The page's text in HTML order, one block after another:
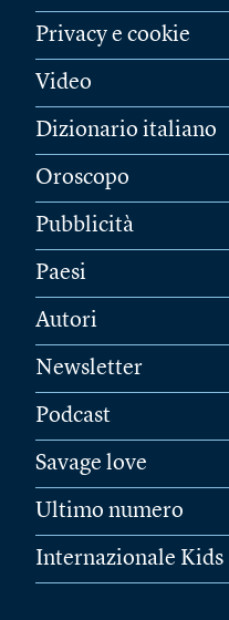
Privacy e cookie
Video
Dizionario italiano
Oroscopo
Pubblicità
Paesi
Autori
Newsletter
Podcast
Savage love
Ultimo numero
Internazionale Kids